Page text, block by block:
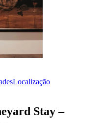
Localização
Stay –